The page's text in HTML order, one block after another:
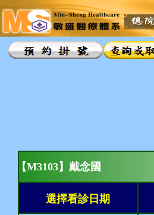
【M3103】戴念國
選擇看診日期